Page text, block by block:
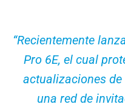
“Recientemente
Pro 6E, el cual
actualizaciones
una red de